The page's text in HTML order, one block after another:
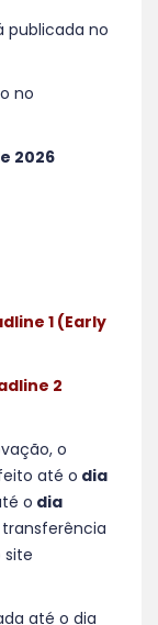
publicada no
no
2026
1 (Early
2
o
até o dia
o dia
site
até o dia